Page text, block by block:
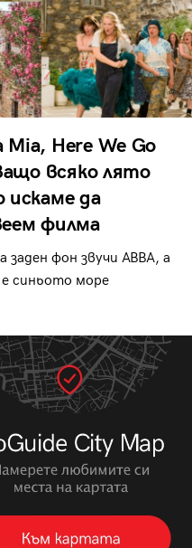
Mia, Here We Go
всяко лято
искаме да
филма
заден фон звучи ABBA, а
синьото море